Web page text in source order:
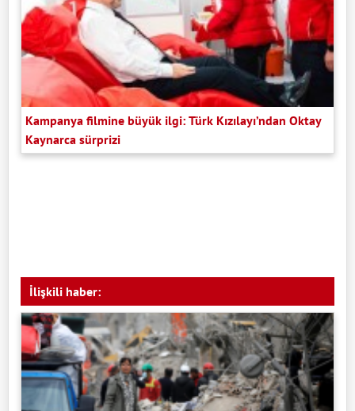
Kampanya filmine büyük ilgi: Türk Kızılayı’ndan Oktay
Kaynarca sürprizi
İlişkili haber: